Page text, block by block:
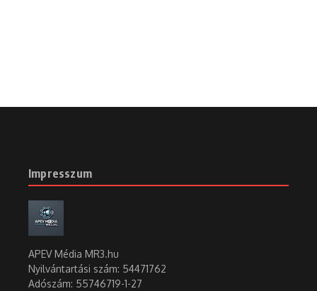
Impresszum
APEV Média MR3.hu
Nyilvántartási szám: 54471762
Adószám: 55746719-1-27